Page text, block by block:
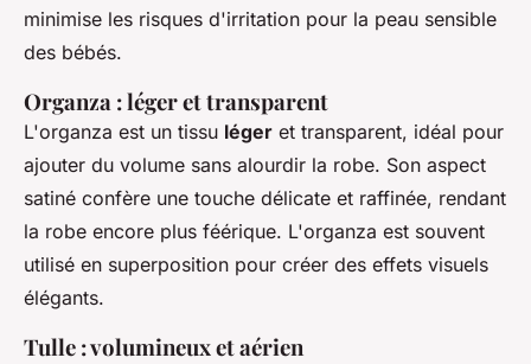
minimise les risques d'irritation pour la peau sensible
des bébés.
Organza : léger et transparent
L'organza est un tissu léger et transparent, idéal pour
ajouter du volume sans alourdir la robe. Son aspect
satiné confère une touche délicate et raffinée, rendant
la robe encore plus féérique. L'organza est souvent
utilisé en superposition pour créer des effets visuels
élégants.
Tulle : volumineux et aérien